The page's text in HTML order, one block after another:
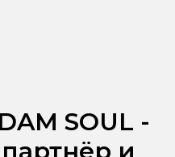
SOUL -
и